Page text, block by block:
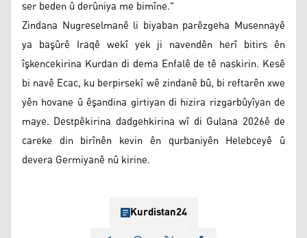
ser beden û derûniya me bimîne."
Zindana Nugreselmanê li biyaban parêzgeha Musennayê
ya başûrê Iraqê wekî yek ji navendên herî bitirs ên
îşkencekirina Kurdan di dema Enfalê de tê naskirin. Kesê
bi navê Ecac, ku berpirsekî wê zindanê bû, bi reftarên xwe
yên hovane û êşandina girtiyan di hizira rizgarbûyîyan de
maye. Destpêkirina dadgehkirina wî di Gulana 2026ê de
careke din birînên kevin ên qurbaniyên Helebceyê û
devera Germiyanê nû kirine.
Kurdistan24